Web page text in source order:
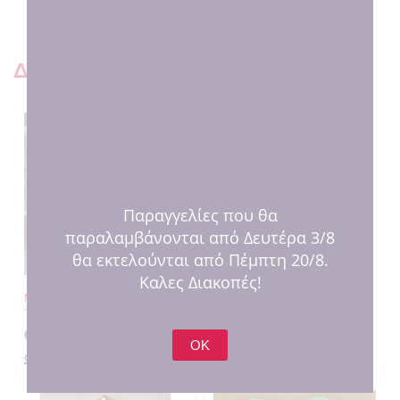
Δειτε και παρόμοια προιοντ
Μπομπονιέρα – δωράκι πάρτυ
Τρακτέρ κόκκινο
€
στο καλαθι
24.00
στο καλαθι
Παραγγελίες που θα
παραλαμβάνονται από Δευτέρα 3/8
θα εκτελούνται από Πέμπτη 20/8.
Καλες Διακοπές!
OK